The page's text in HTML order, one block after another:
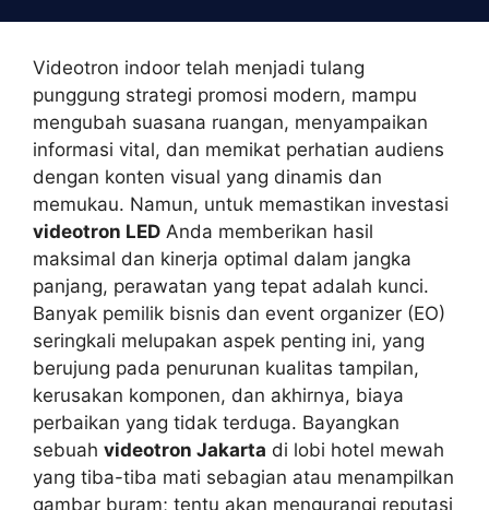
contentVideotron indoor telah menjadi tulang
punggung strategi promosi modern, mampu
mengubah suasana ruangan, menyampaikan
informasi vital, dan memikat perhatian audiens
dengan konten visual yang dinamis dan
memukau. Namun, untuk memastikan investasi
videotron LED Anda memberikan hasil
maksimal dan kinerja optimal dalam jangka
panjang, perawatan yang tepat adalah kunci.
Banyak pemilik bisnis dan event organizer (EO)
seringkali melupakan aspek penting ini, yang
berujung pada penurunan kualitas tampilan,
kerusakan komponen, dan akhirnya, biaya
perbaikan yang tidak terduga. Bayangkan
sebuah videotron Jakarta di lobi hotel mewah
yang tiba-tiba mati sebagian atau menampilkan
gambar buram; tentu akan mengurangi reputasi